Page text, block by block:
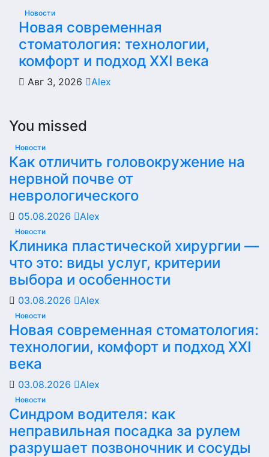
Новости
Новая современная
стоматология: технологии,
комфорт и подход XXI века
Авг 3, 2026 Alex
You missed
Новости
Как отличить головокружение на
нервной почве от
неврологического
05.08.2026 Alex
Новости
Клиника пластической хирургии —
что это: виды услуг, критерии
выбора и особенности
03.08.2026 Alex
Новости
Новая современная стоматология:
технологии, комфорт и подход XXI
века
03.08.2026 Alex
Новости
Синдром водителя: как
неправильная посадка за рулем
разрушает позвоночник и сосуды